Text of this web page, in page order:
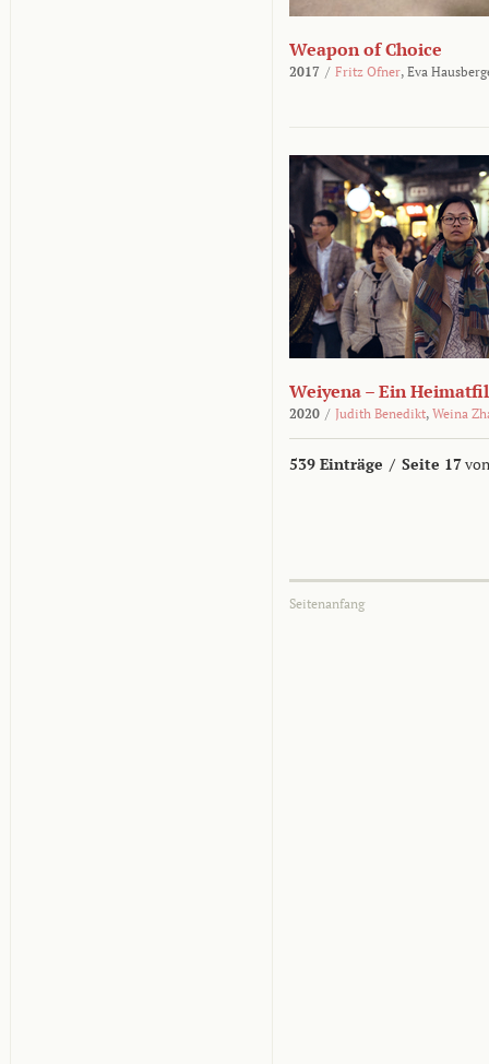
Weapon of Choice
2017 / Fritz Ofner, Eva
Weiyena – Ein
2020 / Judith Benedikt, Weina
539 Einträge / Seite 17
Seitenanfang